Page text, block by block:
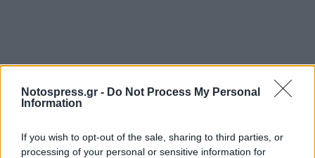
Notospress.gr - Do Not Process My Personal
Information
If you wish to opt-out of the sale, sharing to third parties, or
processing of your personal or sensitive information for